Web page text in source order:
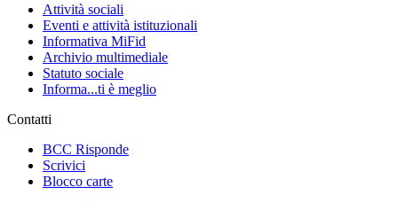
Attività sociali
Eventi e attività istituzionali
Informativa MiFid
Archivio multimediale
Statuto sociale
Informa...ti è meglio
Contatti
BCC Risponde
Scrivici
Blocco carte